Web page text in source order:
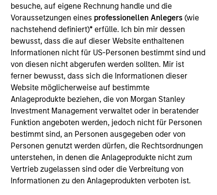
besuche, auf eigene Rechnung handle und die
Voraussetzungen eines professionellen Anlegers(wie
nachstehend definiert)* erfülle. Ich bin mir dessen
bewusst, dass die auf dieser Website enthaltenen
Informationen nicht für US-Personen bestimmt sind und
von diesen nicht abgerufen werden sollten. Mir ist
ferner bewusst, dass sich die Informationen dieser
Website möglicherweise auf bestimmte
Anlageprodukte beziehen, die von Morgan Stanley
Investment Management verwaltet oder in beratender
Funktion angeboten werden, jedoch nicht für Personen
bestimmt sind, an Personen ausgegeben oder von
Personen genutzt werden dürfen, die Rechtsordnungen
unterstehen, in denen die Anlageprodukte nicht zum
Vertrieb zugelassen sind oder die Verbreitung von
Informationen zu den Anlageprodukten verboten ist.
North America Private Credit
James Morphis is a Managing Director of Morgan
Stanley and a member of the Morgan Stanley
Private Credit team, where he serves on the
investment committee and focuses on originating
and underwriting investment opportunities. Mr.
Morphis joined Morgan Stanley in 2016 and has
over 13 years of relevant industry experience. Prior
to joining Morgan Stanley, Mr. Morphis structured,
marketed and placed private debt and equity
capital as part of Houlihan Lokey’s Capital Markets
Group. Prior to Houlihan Lokey, Mr. Morphis was an
Assistant Vice President at GE Capital Markets in